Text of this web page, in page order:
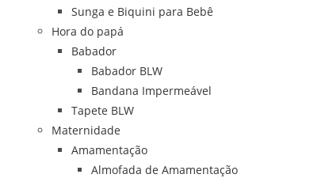
Sunga e Biquini para Bebê
Hora do papá
Babador
Babador BLW
Bandana Impermeável
Tapete BLW
Maternidade
Amamentação
Almofada de Amamentação